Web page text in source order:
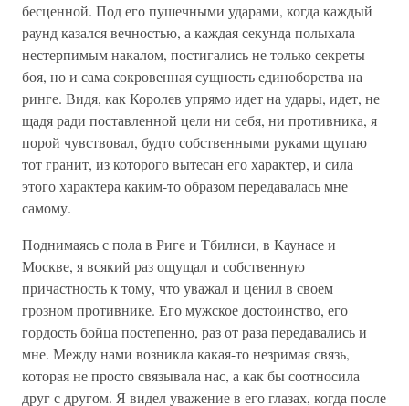
бесценной. Под его пушечными ударами, когда каждый
раунд казался вечностью, а каждая секунда полыхала
нестерпимым накалом, постигались не только секреты
боя, но и сама сокровенная сущность единоборства на
ринге. Видя, как Королев упрямо идет на удары, идет, не
щадя ради поставленной цели ни себя, ни противника, я
порой чувствовал, будто собственными руками щупаю
тот гранит, из которого вытесан его характер, и сила
этого характера каким-то образом передавалась мне
самому.
Поднимаясь с пола в Риге и Тбилиси, в Каунасе и
Москве, я всякий раз ощущал и собственную
причастность к тому, что уважал и ценил в своем
грозном противнике. Его мужское достоинство, его
гордость бойца постепенно, раз от раза передавались и
мне. Между нами возникла какая-то незримая связь,
которая не просто связывала нас, а как бы соотносила
друг с другом. Я видел уважение в его глазах, когда после